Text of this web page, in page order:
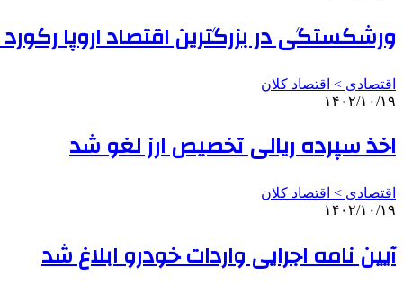
ورشکستگی در بزرگترین اقتصاد اروپا
اقتصادی > اقتصاد کلان
۱۴۰۲/۱۰/۱۹
اخذ سپرده ریالی تخصیص ارز لغو شد
اقتصادی > اقتصاد کلان
۱۴۰۲/۱۰/۱۹
آیین نامه اجرایی واردات خودرو ابلاغ شد